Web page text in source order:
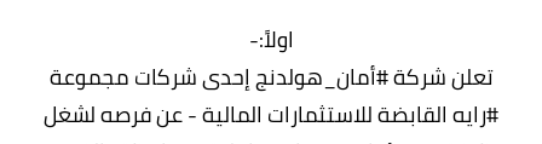
اولاً:-
تعلن شركة #أمان_هولدنج إحدى شركات مجموعة
#رايه القابضة للاستثمارات المالية - عن فرصه لشغل